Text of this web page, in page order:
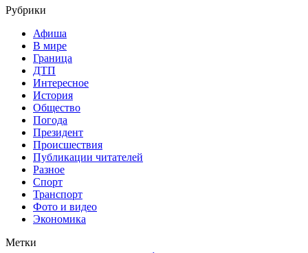
Рубрики
Афиша
В мире
Граница
ДТП
Интересное
История
Общество
Погода
Президент
Происшествия
Публикации читателей
Разное
Спорт
Транспорт
Фото и видео
Экономика
Метки